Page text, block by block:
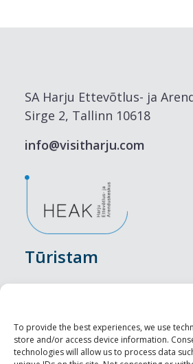
To provide the best experiences, we use
store and/or access device information.
technologies will allow us to process data
SA Harju Ettevõtlus- ja
Sirge 2, Tallinn 10618
info@visitharju.com
Tūristam
Nakšņošana
Vietas maltītei